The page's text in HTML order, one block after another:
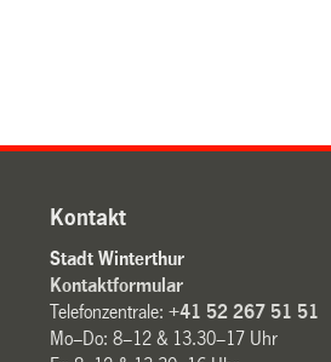
Kontakt
Stadt Winterthur
Kontaktformular
Telefonzentrale:+41 52 267 51 51
Mo–Do: 8–12 & 13.30–17 Uhr